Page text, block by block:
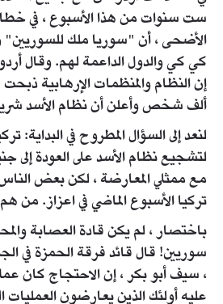
ست سنوات من هذا الأسبوع ، في
الأضحى ، أن "سوريا ملك للسوريين"
كي كي والدول الداعمة لهم. وقال
ألف شخص وأعلن أن نظام الأسد شريك
لنعد إلى السؤال المطروح في
لتشجيع نظام الأسد على العودة إلى
مع ممثلي المعارضة ، لكن بعض
تركيا الأسبوع الماضي في اعزاز. من
باختصار ، لم يكن قادة العصابة
سوريين! قال قائد فرقة الحمزة في
، سيف أبو بكر ، إن الاحتجاج كان
عليه أولئك الذين يعارضون العمليات